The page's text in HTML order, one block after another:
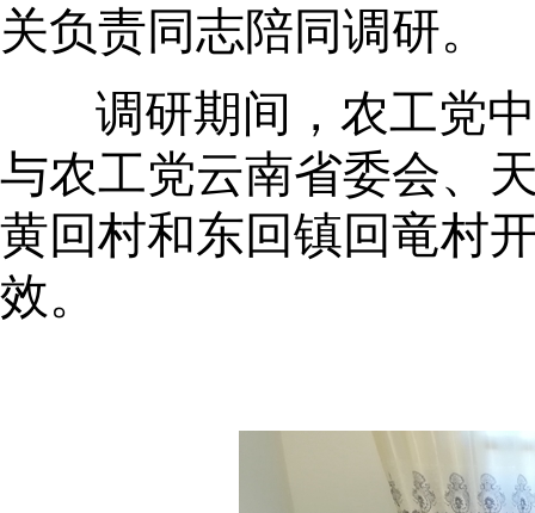
关负责同志陪同调研。
调研期间，农工党
与农工党云南省委会、
黄回村和东回镇回竜村
效。